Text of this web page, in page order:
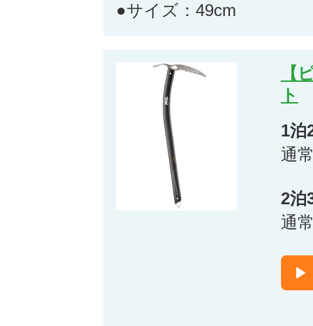
●サイズ：49cm
【
ト
1泊
通
2泊
通